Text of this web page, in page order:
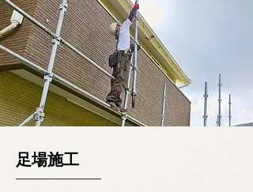
足場施工